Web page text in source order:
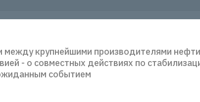
между крупнейшими производителями
- о совместных действиях по
событием